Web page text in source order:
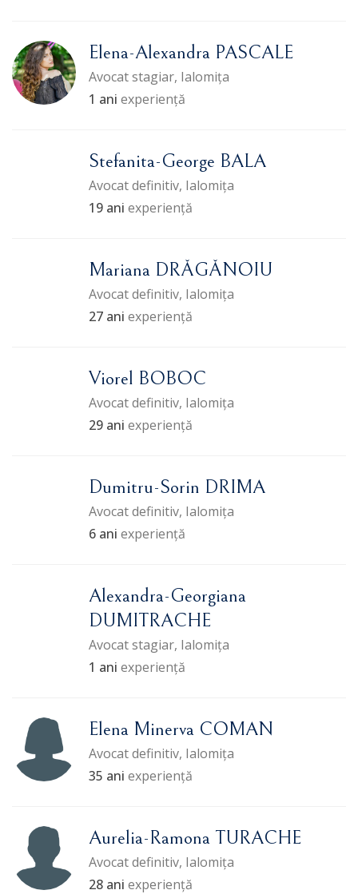
Elena-Alexandra PASCALE
Avocat stagiar, Ialomița
1 ani experiență
Stefanita-George BALA
Avocat definitiv, Ialomița
19 ani experiență
Mariana DRĂGĂNOIU
Avocat definitiv, Ialomița
27 ani experiență
Viorel BOBOC
Avocat definitiv, Ialomița
29 ani experiență
Dumitru-Sorin DRIMA
Avocat definitiv, Ialomița
6 ani experiență
Alexandra-Georgiana
DUMITRACHE
Avocat stagiar, Ialomița
1 ani experiență
Elena Minerva COMAN
Avocat definitiv, Ialomița
35 ani experiență
Aurelia-Ramona TURACHE
Avocat definitiv, Ialomița
28 ani experiență